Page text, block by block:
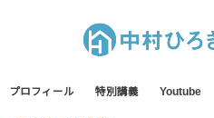
プロフィール 特別講義 Youtube